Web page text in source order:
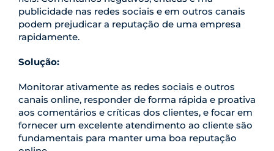
publicidade nas redes sociais e em outros canais
podem prejudicar a reputação de uma empresa
rapidamente.
Solução:
Monitorar ativamente as redes sociais e outros
canais online, responder de forma rápida e proativa
aos comentários e críticas dos clientes, e focar em
fornecer um excelente atendimento ao cliente são
fundamentais para manter uma boa reputação